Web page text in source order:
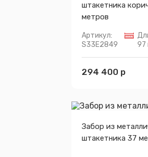
штакетника
метров
Артикул:
S33E2849
97
294 400 р
Забор из
штакетника 37